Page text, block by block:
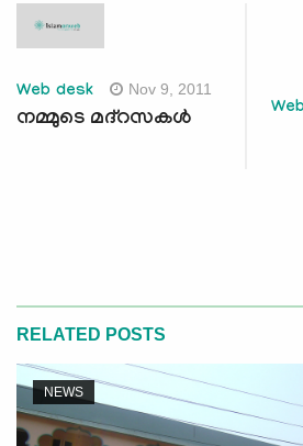
Web desk Nov 9, 2011
നമ്മുടെ മദ്‌റസകള്‍
RELATED POSTS
NEWS